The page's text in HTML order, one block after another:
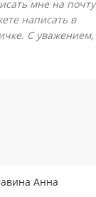
мне на почту
написать в
С уважением,
Анна